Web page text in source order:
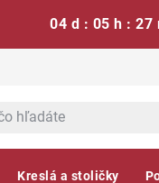
04 d : 05 h : 27
Kreslá a stoličky